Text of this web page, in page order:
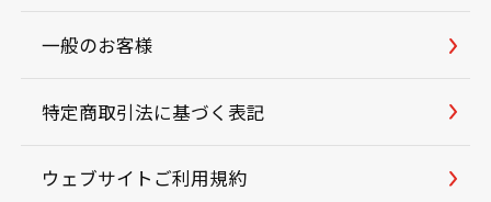
一般のお客様
特定商取引法に基づく表記
ウェブサイトご利用規約